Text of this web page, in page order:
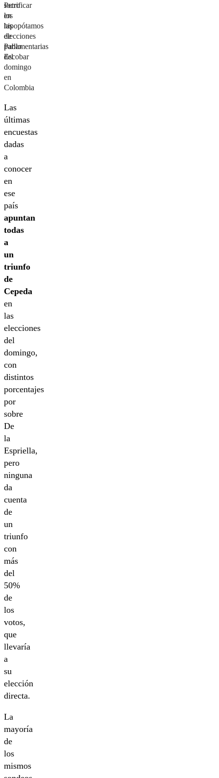
sacrificar
los
hipopótamos
de
Pablo
Escobar
Petro
en
las
elecciones
parlamentarias
del
domingo
en
Colombia
Las
últimas
encuestas
dadas
a
conocer
en
ese
país
apuntan
todas
a
un
triunfo
de
Cepeda
en
las
elecciones
del
domingo,
con
distintos
porcentajes
por
sobre
De
la
Espriella,
pero
ninguna
da
cuenta
de
un
triunfo
con
más
del
50%
de
los
votos,
que
llevaría
a
su
elección
directa.
La
mayoría
de
los
mismos